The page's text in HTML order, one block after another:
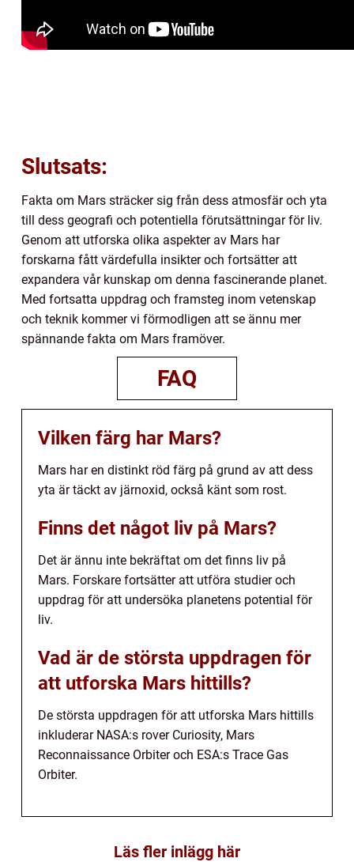
Slutsats:
Fakta om Mars sträcker sig från dess atmosfär och yta
till dess geografi och potentiella förutsättningar för liv.
Genom att utforska olika aspekter av Mars har
forskarna fått värdefulla insikter och fortsätter att
expandera vår kunskap om denna fascinerande planet.
Med fortsatta uppdrag och framsteg inom vetenskap
och teknik kommer vi förmodligen att se ännu mer
spännande fakta om Mars framöver.
FAQ
Vilken färg har Mars?
Mars har en distinkt röd färg på grund av att dess
yta är täckt av järnoxid, också känt som rost.
Finns det något liv på Mars?
Det är ännu inte bekräftat om det finns liv på
Mars. Forskare fortsätter att utföra studier och
uppdrag för att undersöka planetens potential för
liv.
Vad är de största uppdragen för
att utforska Mars hittills?
De största uppdragen för att utforska Mars hittills
inkluderar NASA:s rover Curiosity, Mars
Reconnaissance Orbiter och ESA:s Trace Gas
Orbiter.
Läs fler inlägg här